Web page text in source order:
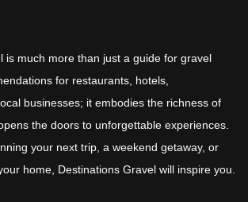
is much more than just a guide for gravel
for restaurants, hotels,
businesses; it embodies the richness of
the doors to unforgettable experiences.
your next trip, a weekend getaway, or
home, Destinations Gravel will inspire you.